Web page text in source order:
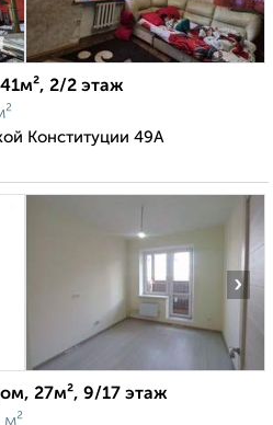
2/2 этаж
Конституции 49А
›
27м², 9/17 этаж